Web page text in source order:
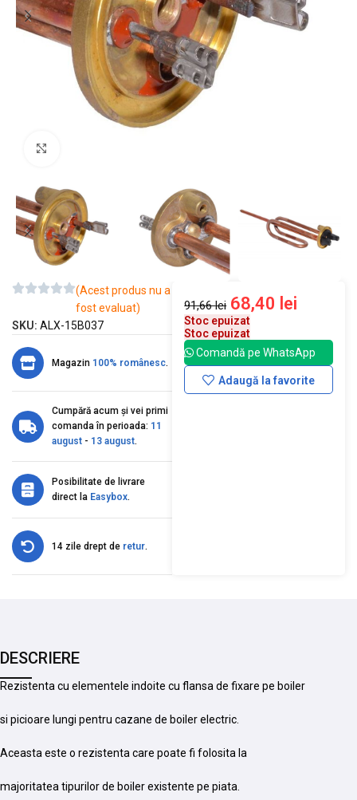
(Acest produs nu a
fost evaluat)
SKU: ALX-15B037
Magazin 100% românesc.
Cumpără acum și vei primi
comanda în perioada: 11
august - 13 august.
Posibilitate de livrare
direct la Easybox.
14 zile drept de retur.
91,66lei 68,40 lei
Stoc epuizat
Stoc epuizat
Comandă pe WhatsApp
Adaugă la favorite
DESCRIERE
Rezistenta cu elementele indoite cu flansa de fixare pe boiler
si picioare lungi pentru cazane de boiler electric.
Aceasta este o rezistenta care poate fi folosita la
majoritatea tipurilor de boiler existente pe piata.